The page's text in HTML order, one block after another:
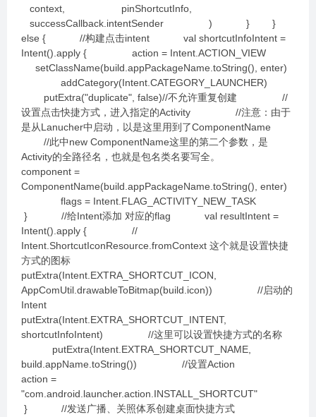
context, pinShortcutInfo,
successCallback.intentSender ) } }
else { //构建点击intent val shortcutInfoIntent =
Intent().apply { action = Intent.ACTION_VIEW
setClassName(build.appPackageName.toString(), enter)
addCategory(Intent.CATEGORY_LAUNCHER)
putExtra("duplicate", false)//不允许重复创建 //
设置点击快捷方式，进入指定的Activity //注意：由于
是从Lanucher中启动，以是这里用到了ComponentName
//此中new ComponentName这里的第二个参数，是
Activity的全路径名，也就是包名类名要写全。
component =
ComponentName(build.appPackageName.toString(), enter)
flags = Intent.FLAG_ACTIVITY_NEW_TASK
} //给Intent添加 对应的flag val resultIntent =
Intent().apply { //
Intent.ShortcutIconResource.fromContext 这个就是设置快捷
方式的图标
putExtra(Intent.EXTRA_SHORTCUT_ICON,
AppComUtil.drawableToBitmap(build.icon)) //启动的
Intent
putExtra(Intent.EXTRA_SHORTCUT_INTENT,
shortcutInfoIntent) //这里可以设置快捷方式的名称
putExtra(Intent.EXTRA_SHORTCUT_NAME,
build.appName.toString()) //设置Action
action =
"com.android.launcher.action.INSTALL_SHORTCUT"
} //发送广播、关照体系创建桌面快捷方式